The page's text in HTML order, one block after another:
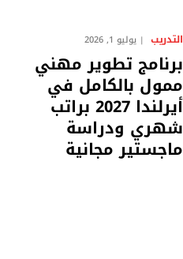
التدريب يوليو 1, 2026
برنامج تطوير مهني
ممول بالكامل في
أيرلندا 2027 براتب
شهري ودراسة
ماجستير مجانية